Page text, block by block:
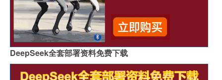
DeepSeek全套部署资料免费下载